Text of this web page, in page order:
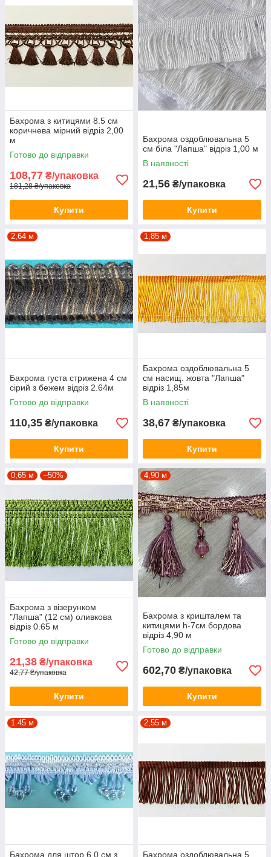
Бахрома з китицями 8.5 см
коричнева мірний відріз 2,00
м
Готово до відправки
108,77 ₴/упаковка
181,28 ₴/упаковка
Купити
Бахрома оздоблювальна 5
см біла "Лапша" відріз 1,00 м
В наявності
21,56 ₴/упаковка
Купити
2,64 м
Бахрома густа стрижена 4 см
сірий з бежем відріз 2.64м
Готово до відправки
110,35 ₴/упаковка
Купити
1,85 м
Бахрома оздоблювальна 5
см насищ. жовта "Лапша"
відріз 1,85м
В наявності
38,67 ₴/упаковка
Купити
0,65 м –50%
Бахрома з візерунком
"Лапша" (12 см) оливкова
відріз 0.65 м
Готово до відправки
21,38 ₴/упаковка
42,77 ₴/упаковка
Купити
4,90 м
Бахрома з кришталем та
китицями h-7см бордова
відріз 4,90 м
Готово до відправки
602,70 ₴/упаковка
Купити
1.45 м
Бахрома для штор 6,0 см з
2,55 м
Бахрома оздоблювальна 5